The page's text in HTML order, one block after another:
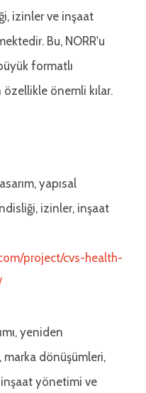
izinler ve inşaat
Bu, NORR'u
formatlı
önemli kılar.
yapısal
izinler, inşaat
project/cvs-health-
yeniden
marka dönüşümleri,
inşaat yönetimi ve